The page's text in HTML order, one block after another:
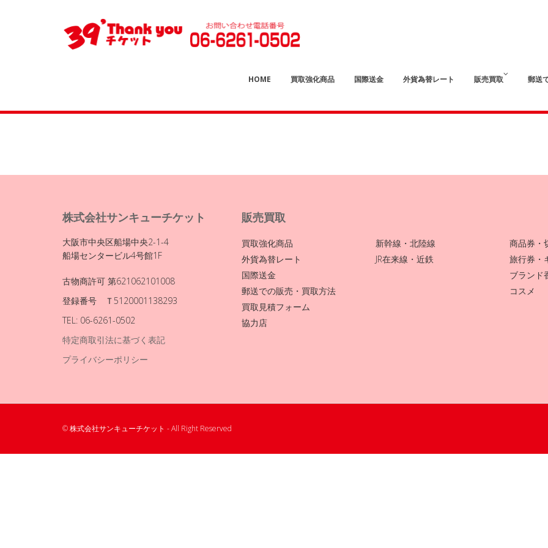
HOME 買取強化商品 国際送金 外貨為替レート 販売買取 郵送
株式会社サンキューチケット
大阪市中央区船場中央2-1-4
船場センタービル4号館1F
古物商許可 第621062101008
登録番号 Ｔ5120001138293
TEL: 06-6261-0502
特定商取引法に基づく表記
プライバシーポリシー
販売買取
買取強化商品
外貨為替レート
国際送金
郵送での販売・買取方法
買取見積フォーム
協力店
新幹線・北陸線
JR在来線・近鉄
商品券・
旅行券・
ブランド
コスメ
© 株式会社サンキューチケット - All Right Reserved